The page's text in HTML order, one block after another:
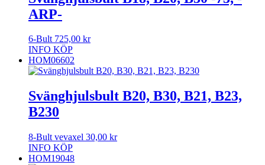
ARP-
6-Bult 725,00 kr
INFO KÖP
HOM06602
Svänghjulsbult B20, B30, B21, B23,
B230
8-Bult vevaxel 30,00 kr
INFO KÖP
HOM19048